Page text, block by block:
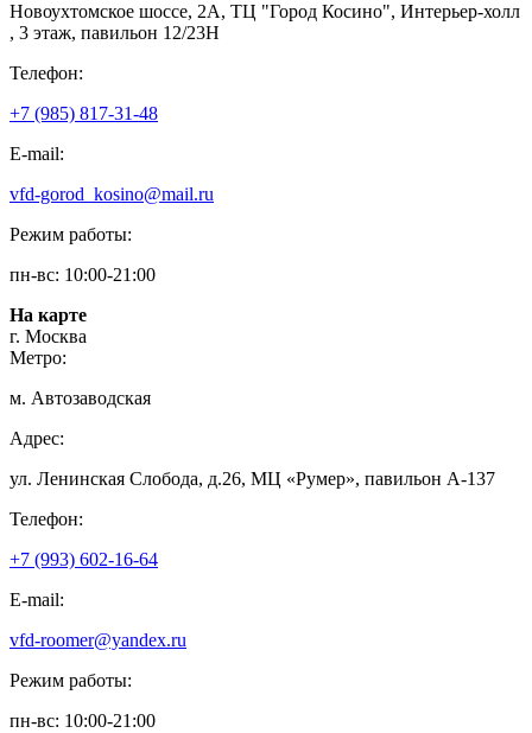
Новоухтомское шоссе, 2А, ТЦ "Город Косино", Интерьер-холл
, 3 этаж, павильон 12/23Н
Телефон:
+7 (985) 817-31-48
E-mail:
vfd-gorod_kosino@mail.ru
Режим работы:
пн-вс: 10:00-21:00
На карте
г. Москва
Метро:
м. Автозаводская
Адрес:
ул. Ленинская Слобода, д.26, МЦ «Румер», павильон А-137
Телефон:
+7 (993) 602-16-64
E-mail:
vfd-roomer@yandex.ru
Режим работы:
пн-вс: 10:00-21:00